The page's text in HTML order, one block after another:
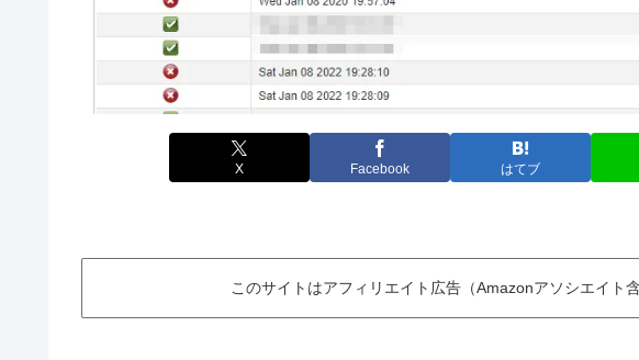
X Facebook はてブ
このサイトはアフィリエイト広告（Amazonアソシエイト